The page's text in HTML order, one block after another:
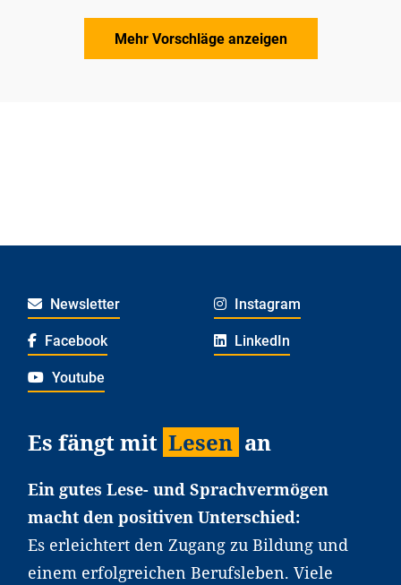
Mehr Vorschläge anzeigen
Newsletter Instagram
Facebook LinkedIn
Youtube
Es fängt mit Lesen an
Ein gutes Lese- und Sprachvermögen
macht den positiven Unterschied:
Es erleichtert den Zugang zu Bildung und
einem erfolgreichen Berufsleben. Viele